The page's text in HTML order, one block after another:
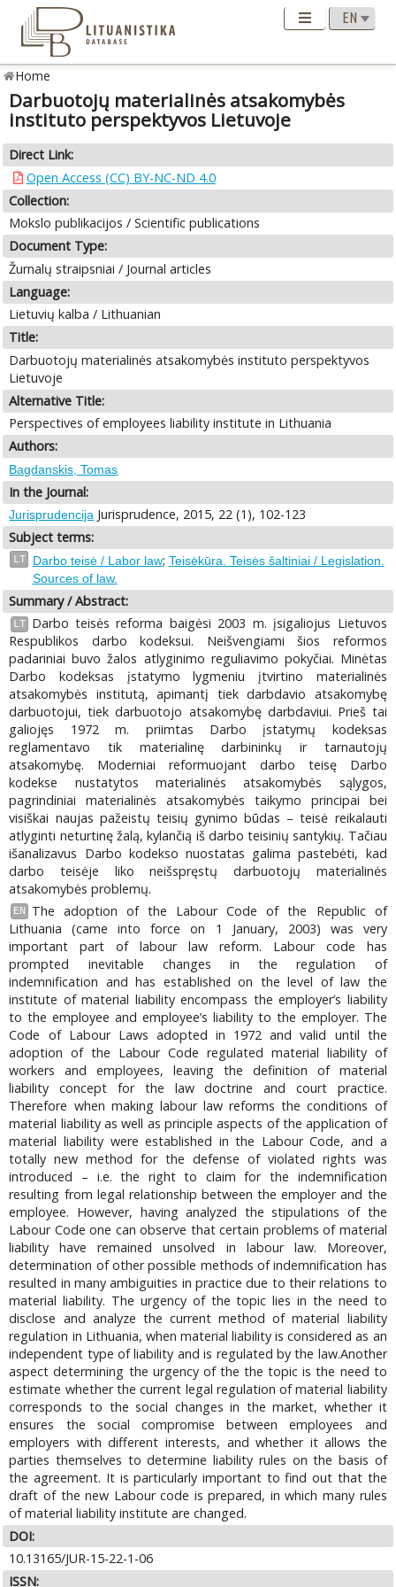
Home
Darbuotojų materialinės atsakomybės
instituto perspektyvos Lietuvoje
Direct Link:
Open Access (CC) BY-NC-ND 4.0
Collection:
Mokslo publikacijos / Scientific publications
Document Type:
Žurnalų straipsniai / Journal articles
Language:
Lietuvių kalba / Lithuanian
Title:
Darbuotojų materialinės atsakomybės instituto perspektyvos
Lietuvoje
Alternative Title:
Perspectives of employees liability institute in Lithuania
Authors:
Bagdanskis, Tomas
In the Journal:
Jurisprudencija Jurisprudence, 2015, 22 (1), 102-123
Subject terms:
LT Darbo teisė / Labor law; Teisėkūra. Teisės šaltiniai / Legislation.
Sources of law.
Summary / Abstract:
LT
Darbo teisės reforma baigėsi 2003 m. įsigaliojus Lietuvos
Respublikos darbo kodeksui. Neišvengiami šios reformos
padariniai buvo žalos atlyginimo reguliavimo pokyčiai. Minėtas
Darbo kodeksas įstatymo lygmeniu įtvirtino materialinės
atsakomybės institutą, apimantį tiek darbdavio atsakomybę
darbuotojui, tiek darbuotojo atsakomybę darbdaviui. Prieš tai
galiojęs 1972 m. priimtas Darbo įstatymų kodeksas
reglamentavo tik materialinę darbininkų ir tarnautojų
atsakomybę. Moderniai reformuojant darbo teisę Darbo
kodekse nustatytos materialinės atsakomybės sąlygos,
pagrindiniai materialinės atsakomybės taikymo principai bei
visiškai naujas pažeistų teisių gynimo būdas – teisė reikalauti
atlyginti neturtinę žalą, kylančią iš darbo teisinių santykių. Tačiau
išanalizavus Darbo kodekso nuostatas galima pastebėti, kad
darbo teisėje liko neišspręstų darbuotojų materialinės
atsakomybės problemų.
EN
The adoption of the Labour Code of the Republic of
Lithuania (came into force on 1 January, 2003) was very
important part of labour law reform. Labour code has
prompted inevitable changes in the regulation of
indemnification and has established on the level of law the
institute of material liability encompass the employer’s liability
to the employee and employee’s liability to the employer. The
Code of Labour Laws adopted in 1972 and valid until the
adoption of the Labour Code regulated material liability of
workers and employees, leaving the definition of material
liability concept for the law doctrine and court practice.
Therefore when making labour law reforms the conditions of
material liability as well as principle aspects of the application of
material liability were established in the Labour Code, and a
totally new method for the defense of violated rights was
introduced – i.e. the right to claim for the indemnification
resulting from legal relationship between the employer and the
employee. However, having analyzed the stipulations of the
Labour Code one can observe that certain problems of material
liability have remained unsolved in labour law. Moreover,
determination of other possible methods of indemnification has
resulted in many ambiguities in practice due to their relations to
material liability. The urgency of the topic lies in the need to
disclose and analyze the current method of material liability
regulation in Lithuania, when material liability is considered as an
independent type of liability and is regulated by the law.Another
aspect determining the urgency of the the topic is the need to
estimate whether the current legal regulation of material liability
corresponds to the social changes in the market, whether it
ensures the social compromise between employees and
employers with different interests, and whether it allows the
parties themselves to determine liability rules on the basis of
the agreement. It is particularly important to find out that the
draft of the new Labour code is prepared, in which many rules
of material liability institute are changed.
DOI:
10.13165/JUR-15-22-1-06
ISSN: